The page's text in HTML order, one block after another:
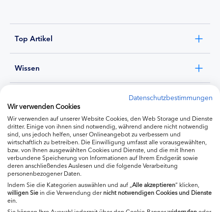
Top Artikel
Wissen
Ernährung
Produkte
Datenschutzbestimmungen
Wir verwenden Cookies
Wir verwenden auf unserer Website Cookies, den Web Storage und Dienste
dritter. Einige von ihnen sind notwendig, während andere nicht notwendig
sind, uns jedoch helfen, unser Onlineangebot zu verbessern und
wirtschaftlich zu betreiben. Die Einwilligung umfasst alle vorausgewählten,
bzw. von Ihnen ausgewählten Cookies und Dienste, und die mit Ihnen
verbundene Speicherung von Informationen auf Ihrem Endgerät sowie
deren anschließendes Auslesen und die folgende Verarbeitung
personenbezogener Daten.
Indem Sie die Kategorien auswählen und auf „ Alle akzeptieren“ klicken,
willigenSie in die Verwendung dernicht notwendigen Cookies und Dienste
ein.